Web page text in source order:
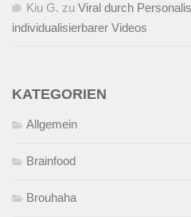
Kiu G. zu Viral durch
individualisierbarer Videos
KATEGORIEN
Allgemein
Brainfood
Brouhaha